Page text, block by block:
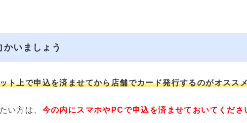
いましょう
ト上で申込を済ませてから店舗でカード発行するのがオスス
い方は、 今の内にスマホやPCで申込を済ませておいてくださ